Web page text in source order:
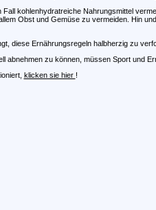
Fall kohlenhydratreiche Nahrungsmittel
Obst und Gemüse zu vermeiden. Hin
diese Ernährungsregeln halbherzig zu
abnehmen zu können, müssen Sport und
klicken sie hier !